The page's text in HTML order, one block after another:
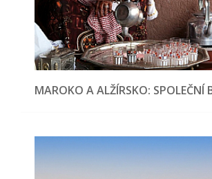
MAROKO A ALŽÍRSKO: SPOLEČNÍ